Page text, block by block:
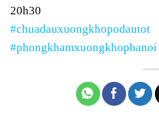
20h30
#chuadauxuongkhopodautot
#phongkhamxuongkhophanoi